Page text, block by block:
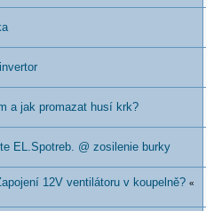
a jak promazat husí krk?
EL.Spotreb. @ zosilenie burky
12V ventilátoru v koupelně? «